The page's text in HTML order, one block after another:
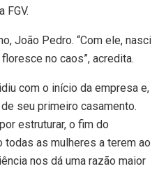
FGV.
João Pedro. “Com ele, nasci
no caos”, acredita.
com o início da empresa e,
seu primeiro casamento.
estruturar, o fim do
todas as mulheres a terem ao
nos dá uma razão maior